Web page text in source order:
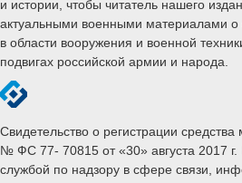
и истории, чтобы читатель нашего
актуальными военными материалами о
в области вооружения и военной
подвигах российской армии и народа.
Свидетельство о регистрации
№ ФС 77- 70815 от «30» августа 2017
службой по надзору в сфере связи,